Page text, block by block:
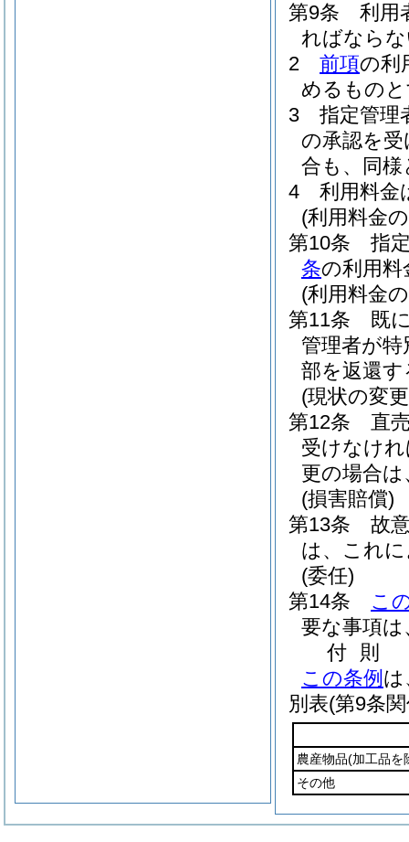
第9条
利用
ればなら
2
前項の利
めるもの
3
指定管理
の承認を
合も、同
4
利用料金
(利用料金
第10条
指
条の利用
(利用料金
第11条
既
管理者が
部を返還
(現状の変
第12条
直
受けなけ
更の場合
(損害賠償)
第13条
故
は、これ
(委任)
第14条
こ
要な事項
付 則
この条例 は
別表(第9条
農産物品(加工品を
その他